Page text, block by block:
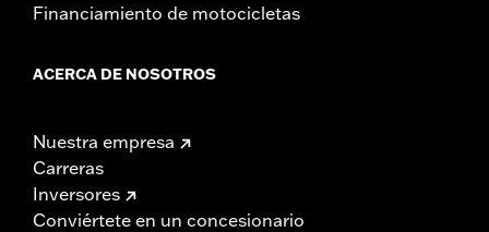
Financiamiento de motocicletas
ACERCA DE NOSOTROS
Nuestra empresa
Carreras
Inversores
Conviértete en un concesionario